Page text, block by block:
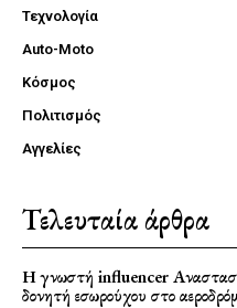
Τεχνολογία
Auto-Moto
Κόσμος
Πολιτισμός
Αγγελίες
Τελευταία άρθρα
Η γνωστή influencer
δονητή εσωρούχου στο